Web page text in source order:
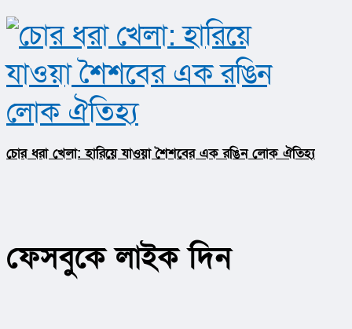
চোর ধরা খেলা: হারিয়ে যাওয়া শৈশবের এক রঙিন লোক ঐতিহ্য
ফেসবুকে লাইক দিন